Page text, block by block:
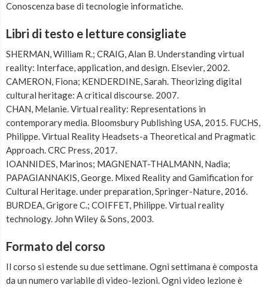
Conoscenza base di tecnologie informatiche.
Libri di testo e letture consigliate
SHERMAN, William R.; CRAIG, Alan B. Understanding virtual
reality: Interface, application, and design. Elsevier, 2002.
CAMERON, Fiona; KENDERDINE, Sarah. Theorizing digital
cultural heritage: A critical discourse. 2007.
CHAN, Melanie. Virtual reality: Representations in
contemporary media. Bloomsbury Publishing USA, 2015. FUCHS,
Philippe. Virtual Reality Headsets-a Theoretical and Pragmatic
Approach. CRC Press, 2017.
IOANNIDES, Marinos; MAGNENAT-THALMANN, Nadia;
PAPAGIANNAKIS, George. Mixed Reality and Gamification for
Cultural Heritage. under preparation, Springer-Nature, 2016.
BURDEA, Grigore C.; COIFFET, Philippe. Virtual reality
technology. John Wiley & Sons, 2003.
Formato del corso
Il corso si estende su due settimane. Ogni settimana è composta
da un numero variabile di video-lezioni. Ogni video lezione è